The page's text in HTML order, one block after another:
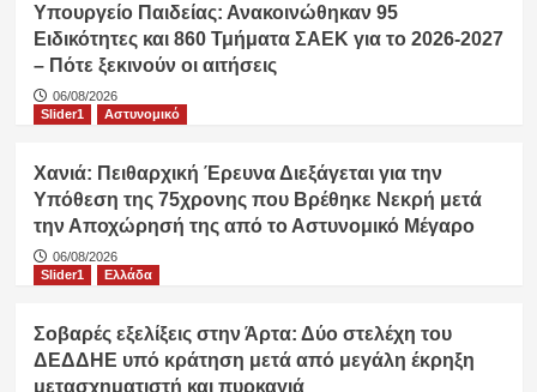
Υπουργείο Παιδείας: Ανακοινώθηκαν 95
Ειδικότητες και 860 Τμήματα ΣΑΕΚ για το 2026-2027
– Πότε ξεκινούν οι αιτήσεις
06/08/2026
Slider1
Αστυνομικό
Χανιά: Πειθαρχική Έρευνα Διεξάγεται για την
Υπόθεση της 75χρονης που Βρέθηκε Νεκρή μετά
την Αποχώρησή της από το Αστυνομικό Μέγαρο
06/08/2026
Slider1
Ελλάδα
Σοβαρές εξελίξεις στην Άρτα: Δύο στελέχη του
ΔΕΔΔΗΕ υπό κράτηση μετά από μεγάλη έκρηξη
μετασχηματιστή και πυρκαγιά